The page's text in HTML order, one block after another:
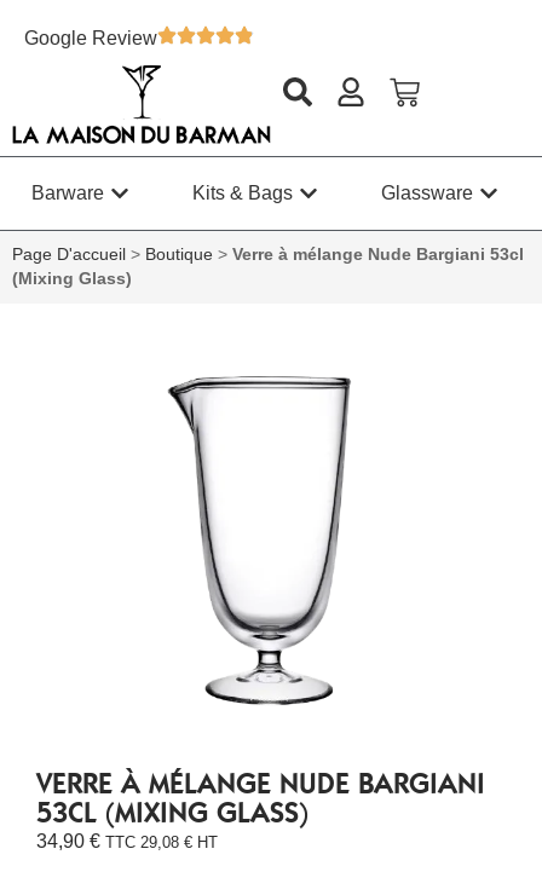
Google Review
Barware Kits & Bags Glassware
Page D'accueil > Boutique > Verre à mélange Nude Bargiani 53cl
(Mixing Glass)
VERRE À MÉLANGE NUDE BARGIANI
53CL (MIXING GLASS)
34,90 € TTC 29,08 € HT